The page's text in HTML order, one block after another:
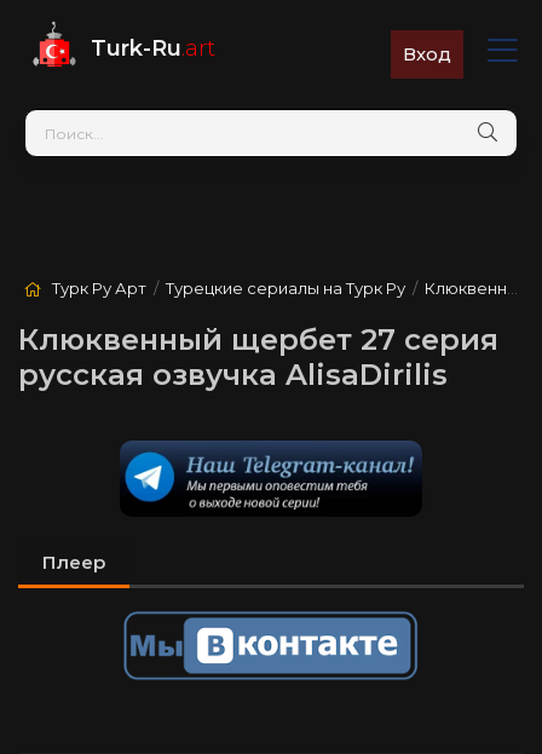
Turk-Ru.art Вход
Турк Ру Арт /Турецкие сериалы на Турк Ру / Клюквенный щербет
Клюквенный щербет 27 серия
русская озвучка AlisaDirilis
Плеер